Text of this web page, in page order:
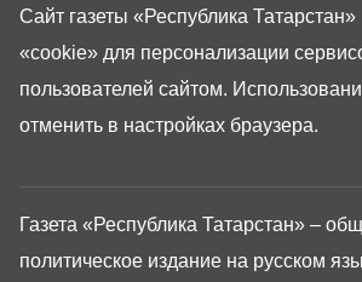
Газета «Республика Татарстан» –
политическое издание на русском
Сайт газеты «Республика Татарстан»
«cookie» для персонализации
пользователей сайтом.
отменить в настройках браузера.